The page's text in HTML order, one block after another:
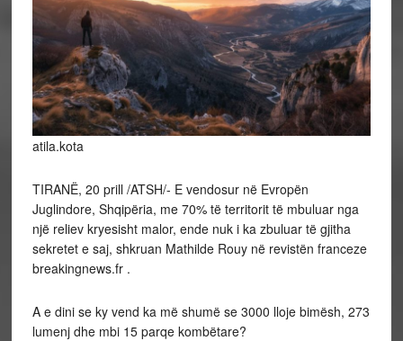
atila.kota
TIRANË, 20 prill /ATSH/- E vendosur në Evropën
Juglindore, Shqipëria, me 70% të territorit të mbuluar nga
një reliev kryesisht malor, ende nuk i ka zbuluar të gjitha
sekretet e saj, shkruan Mathilde Rouy në revistën franceze
breakingnews.fr .
A e dini se ky vend ka më shumë se 3000 lloje bimësh, 273
lumenj dhe mbi 15 parqe kombëtare?